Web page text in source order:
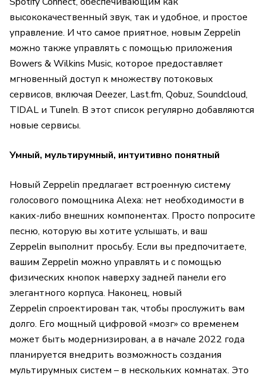
высококачественный звук, так и удобное, и простое
управление. И что самое приятное, новым Zeppelin
можно также управлять с помощью приложения
Bowers & Wilkins Music, которое предоставляет
мгновенный доступ к множеству потоковых
сервисов, включая Deezer, Last.fm, Qobuz, Soundcloud,
TIDAL и TuneIn. В этот список регулярно добавляются
новые сервисы.
Умный, мультирумный, интуитивно понятный
Новый Zeppelin предлагает встроенную систему
голосового помощника Alexa: нет необходимости в
каких-либо внешних компонентах. Просто попросите
песню, которую вы хотите услышать, и ваш
Zeppelin выполнит просьбу. Если вы предпочитаете,
вашим Zeppelin можно управлять и с помощью
физических кнопок наверху задней панели его
элегантного корпуса. Наконец, новый
Zeppelin спроектирован так, чтобы прослужить вам
долго. Его мощный цифровой «мозг» со временем
может быть модернизирован, а в начале 2022 года
планируется внедрить возможность создания
мультирумных систем – в нескольких комнатах. Это